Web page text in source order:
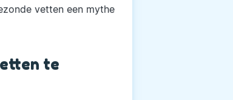
vetten een mythe
te